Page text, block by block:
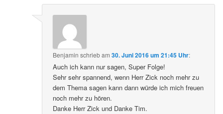
Benjamin schriebam30. Juni 2016 um 21:45 Uhr:
Auch ich kann nur sagen, Super Folge!
Sehr sehr spannend, wenn Herr Zick noch mehr zu
dem Thema sagen kann dann würde ich mich freuen
noch mehr zu hören.
Danke Herr Zick und Danke Tim.